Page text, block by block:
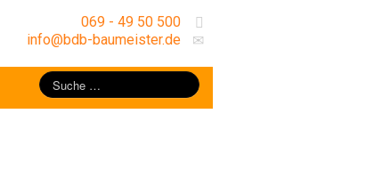
069 - 49 50 500
info@bdb-baumeister.de